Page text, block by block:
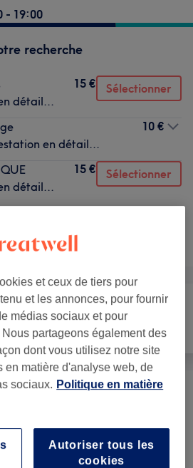
- 19:00
recherche
détail...
15 € Sélectionner
en détail...
10 €
détail...
15 € Sélectionner
liste de prestations
Manucure et
Beauté des pieds
Épilation
à partir de 15 €
et ceux de tiers pour
et les annonces, pour fournir
médias sociaux et pour
partageons également des
dont vous utilisez notre site
en matière d'analyse web, de
sociaux. Politique en matière
Autoriser tous les
cookies